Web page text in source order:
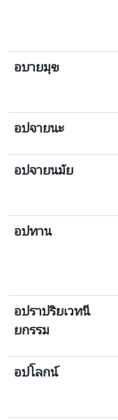
อบายมุข
อปจายนะ
อปจายนมัย
อปทาน
อปราปริยเวทนี
ยกรรม
อปโลกน์